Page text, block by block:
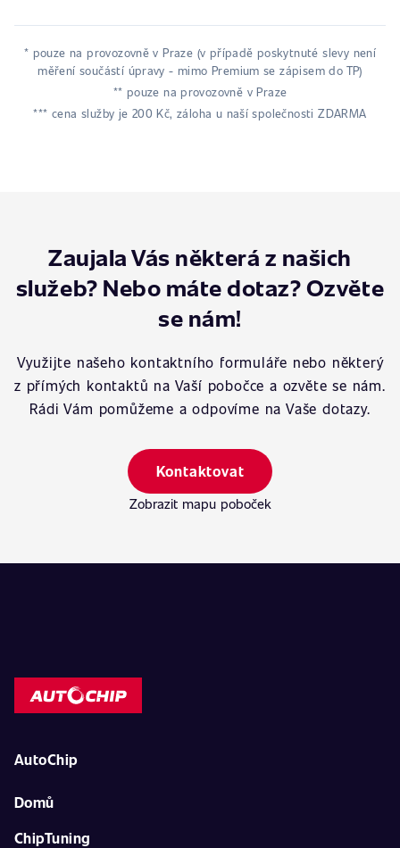
* pouze na provozovně v Praze (v případě poskytnuté slevy není
měření součástí úpravy - mimo Premium se zápisem do TP)
** pouze na provozovně v Praze
*** cena služby je 200 Kč, záloha u naší společnosti ZDARMA
Zaujala Vás některá z našich
služeb? Nebo máte dotaz? Ozvěte
se nám!
Využijte našeho kontaktního formuláře nebo některý
z přímých kontaktů na Vaší pobočce a ozvěte se nám.
Rádi Vám pomůžeme a odpovíme na Vaše dotazy.
Kontaktovat
Zobrazit mapu poboček
AutoChip
Domů
ChipTuning